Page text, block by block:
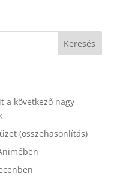
Keresés
a következő nagy
(összehasonlítás)